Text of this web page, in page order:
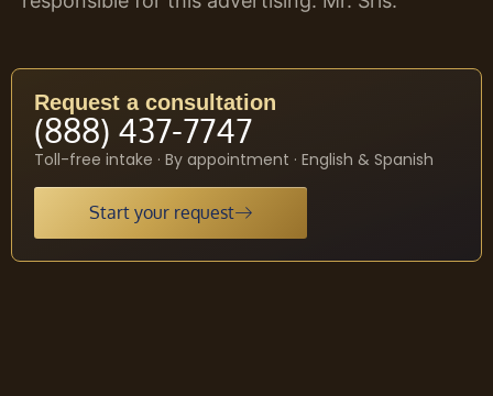
Request a consultation
(888) 437-7747
Toll-free intake · By appointment · English & Spanish
Start your request